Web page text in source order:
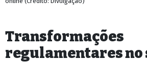
Transformações
regulamentares no